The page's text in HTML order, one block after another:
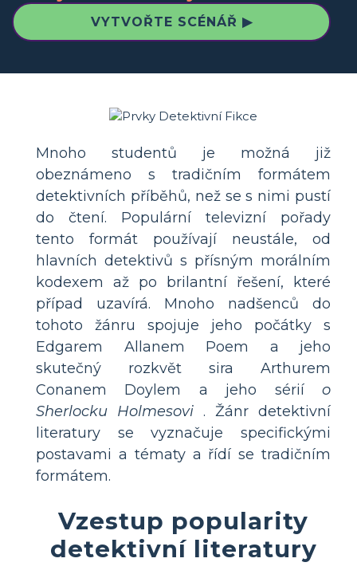
VYTVOŘTE SCÉNÁŘ ▶
Mnoho studentů je možná již
obeznámeno s tradičním formátem
detektivních příběhů, než se s nimi pustí
do čtení. Populární televizní pořady
tento formát používají neustále, od
hlavních detektivů s přísným morálním
kodexem až po brilantní řešení, které
případ uzavírá. Mnoho nadšenců do
tohoto žánru spojuje jeho počátky s
Edgarem Allanem Poem a jeho
skutečný rozkvět sira Arthurem
Conanem Doylem a jeho sérií o
Sherlocku Holmesovi . Žánr detektivní
literatury se vyznačuje specifickými
postavami a tématy a řídí se tradičním
formátem.
Vzestup popularity
detektivní literatury